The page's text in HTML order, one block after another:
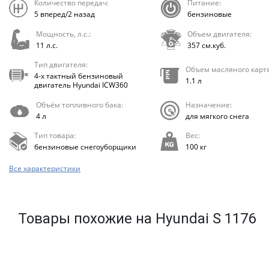
Количество передач:
5 вперед/2 назад
Питание:
бензиновые
Мощность, л.с.:
11 л.с.
Объем двигателя:
357 см.куб.
Тип двигателя:
4-х тактный бензиновый
двигатель Hyundai ICW360
Объем масляного
1.1 л
Объём топливного бака:
4 л
Назначение:
для мягкого снега
Тип товара:
бензиновые снегоуборщики
Вес:
100 кг
Все характеристики
Товары похожие на Hyundai S 1176